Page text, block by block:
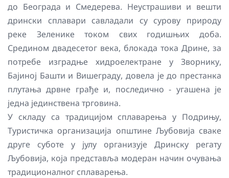
до Београда и Смедерева. Неустрашиви и вешти
дрински сплавари савладали су сурову природу
реке Зеленике током свих годишњих доба.
Средином двадесетог века, блокада тока Дрине, за
потребе изградње хидроелектране у Зворнику,
Бајиној Башти и Вишеграду, довела је до престанка
плутања дрвне грађе и, последично - угашена је
једна јединствена трговина.
У складу са традицијом сплаварења у Подрињу,
Туристичка организација општине Љубовија сваке
друге суботе у јулу организује Дринску регату
Љубовија, која представља модеран начин очувања
традиционалног сплаварења.